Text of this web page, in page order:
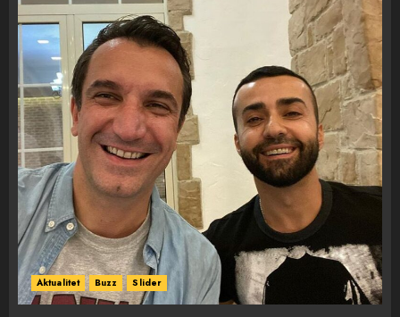
Aktualitet Buzz Slider